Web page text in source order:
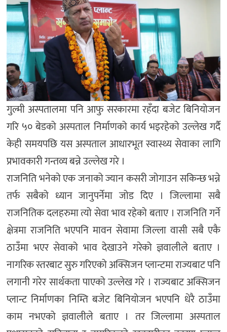
गुल्मी अस्पतालमा पनि आफु सरकारमा रहँदा बजेट बिनियोजन
गरि ५० बेडको अस्पताल निर्माणको कार्य भइरहेको उल्लेख गर्दै
केही समयपछि यस अस्पताल आधारभूत स्वास्थ्य सेवाका लागि
प्रभावकारी गन्तव्य बन्ने उल्लेख गरे ।
राजनिति भनेको एक जनाको ज्यान कसरी जोगाउन सकिन्छ भन्ने
तर्फ सबैको ध्यान जानुपर्नेमा जोड दिए । जिल्लामा सबै
राजनितिक दलहरुमा त्यो सेवा भाव रहेको बताए । राजनिति गर्ने
क्षेत्रमा राजनिति भएपनि मावन सेवामा जिल्ला वासी सबै एकै
ठाउँमा भएर सेवाको भाव देखाउने गरेको ज्ञवालीले बताए ।
नागरिक स्तरबाट सुरु गरिएको अक्सिजन प्लान्टमा राज्यबाट पनि
लगानी गरेर सार्थकता पाएको उल्लेख गरे । राज्यबाट अक्सिजन
प्लान्ट निर्माणका निम्ति बजेट बिनियोजन भएपनि धेरै ठाउँमा
काम नभएको ज्ञवालीले बताए । तर जिल्लामा अस्पताल